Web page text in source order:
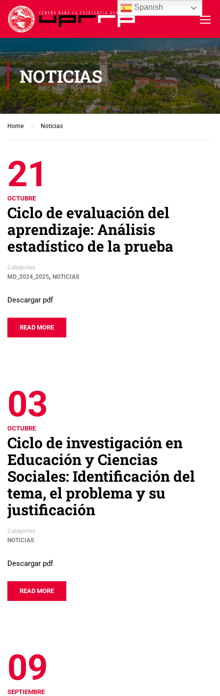
NOTICIAS
Home Noticias
21
OCTUBRE
Ciclo de evaluación del
aprendizaje: Análisis
estadístico de la prueba
Categories
MD_2024_2025, NOTICIAS
Descargar pdf
READ MORE
03
OCTUBRE
Ciclo de investigación en
Educación y Ciencias
Sociales: Identificación del
tema, el problema y su
justificación
Categories
NOTICIAS
Descargar pdf
READ MORE
09
SEPTIEMBRE
Spanish